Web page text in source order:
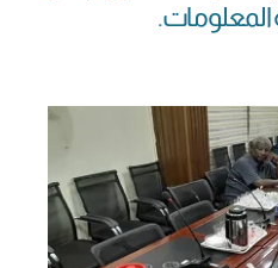
المعلومات.